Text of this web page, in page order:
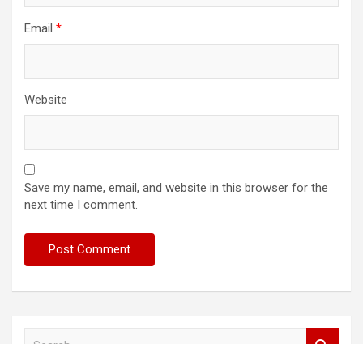
Email *
Website
Save my name, email, and website in this browser for the
next time I comment.